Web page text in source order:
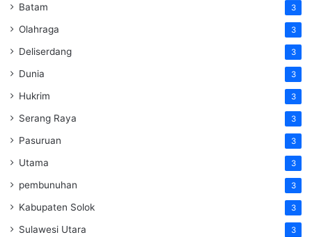
Batam 3
Olahraga 3
Deliserdang 3
Dunia 3
Hukrim 3
Serang Raya 3
Pasuruan 3
Utama 3
pembunuhan 3
Kabupaten Solok 3
Sulawesi Utara 3